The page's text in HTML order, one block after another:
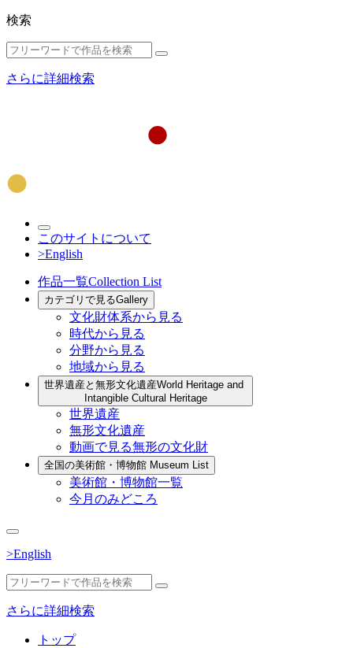
検索
さらに詳細検索
このサイトについて
>English
作品一覧Collection List
カテゴリで見るGallery
文化財体系から見る
時代から見る
分野から見る
地域から見る
世界遺産と無形文化遺産World Heritage and
Intangible Cultural Heritage
世界遺産
無形文化遺産
動画で見る無形の文化財
全国の美術館・博物館 Museum List
美術館・博物館一覧
今月のみどころ
>English
さらに詳細検索
トップ